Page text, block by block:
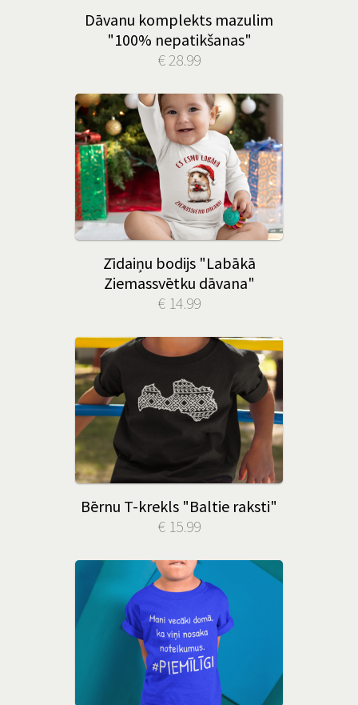
Dāvanu komplekts mazulim
"100% nepatikšanas"
€ 28.99
Zīdaiņu bodijs "Labākā
Ziemassvētku dāvana"
€ 14.99
Bērnu T-krekls "Baltie raksti"
€ 15.99